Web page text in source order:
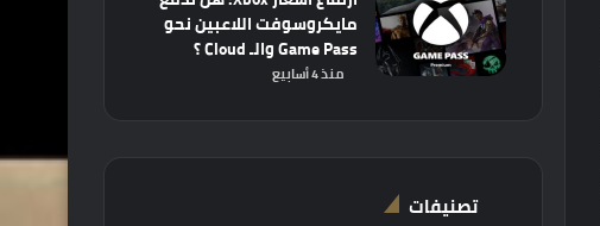
مايكروسوفت اللاعبين نحو
Game Pass والـ Cloud ؟
منذ 4 أسابيع
تصنيفات